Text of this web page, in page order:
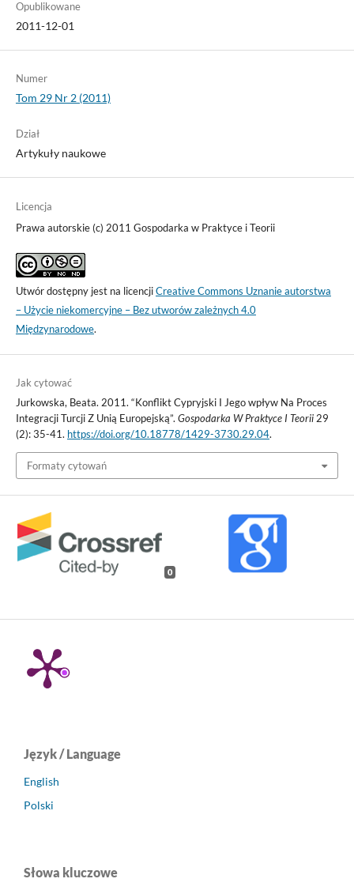
Opublikowane
2011-12-01
Numer
Tom 29 Nr 2 (2011)
Dział
Artykuły naukowe
Licencja
Prawa autorskie (c) 2011 Gospodarka w Praktyce i Teorii
Utwór dostępny jest na licencjiCreative Commons Uznanie autorstwa
– Użycie niekomercyjne – Bez utworów zależnych 4.0
Międzynarodowe.
Jak cytować
Jurkowska, Beata. 2011. “Konflikt Cypryjski I Jego wpływ Na Proces
Integracji Turcji Z Unią Europejską”. Gospodarka W Praktyce I Teorii29
(2): 35-41. https://doi.org/10.18778/1429-3730.29.04.
Formaty cytowań
0
Język / Language
English
Polski
Słowa kluczowe